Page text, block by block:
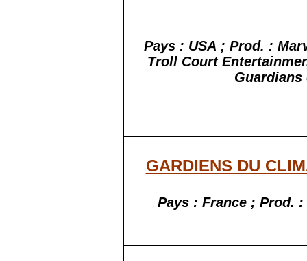
Pays : USA ; Prod. :
Troll Court
Guardians
GARDIENS DU
Pays : France ; Prod.